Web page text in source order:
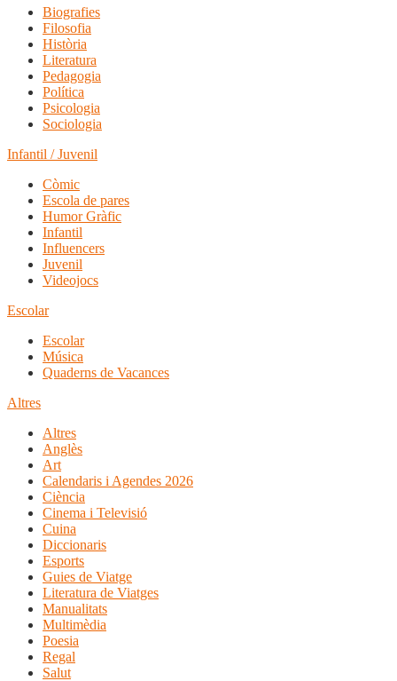
Biografies
Filosofia
Història
Literatura
Pedagogia
Política
Psicologia
Sociologia
Infantil / Juvenil
Còmic
Escola de pares
Humor Gràfic
Infantil
Influencers
Juvenil
Videojocs
Escolar
Escolar
Música
Quaderns de Vacances
Altres
Altres
Anglès
Art
Calendaris i Agendes 2026
Ciència
Cinema i Televisió
Cuina
Diccionaris
Esports
Guies de Viatge
Literatura de Viatges
Manualitats
Multimèdia
Poesia
Regal
Salut